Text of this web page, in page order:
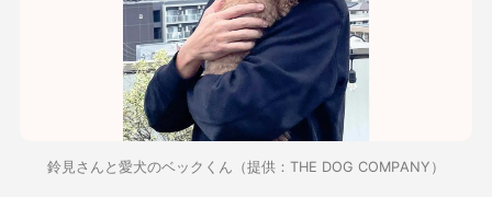
鈴見さんと愛犬のベックくん（提供：THE DOG COMPANY）